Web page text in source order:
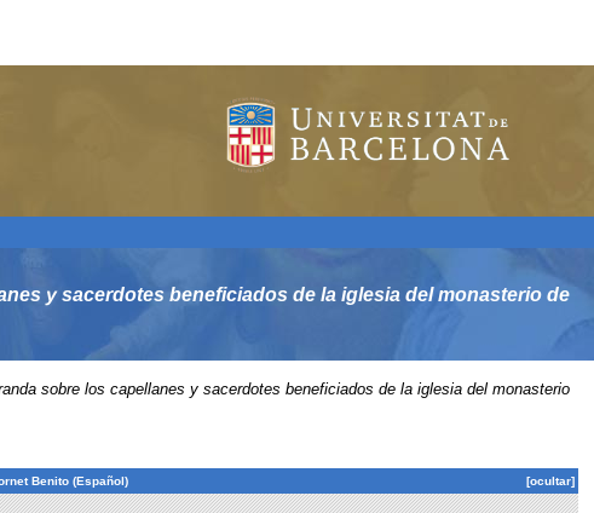
y sacerdotes beneficiados de la iglesia del monasterio de
sobre los capellanes y sacerdotes beneficiados de la iglesia del monasterio
[ocultar]
Benito (Español)